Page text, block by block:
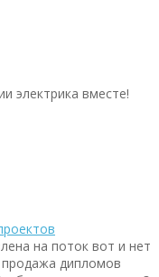
электрика вместе!
на поток вот и нет
дипломов